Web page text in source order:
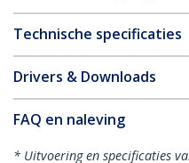
Technische specificaties
Drivers & Downloads
FAQ en naleving
* Uitvoering en specificaties